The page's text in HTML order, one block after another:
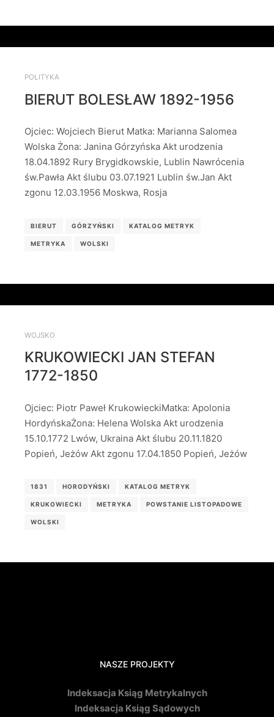
POLITYKA
BIERUT BOLESŁAW 1892-1956
Ojciec: Wojciech Bierut Matka: Marianna Salomea
Wolska Żona: Janina Górzyńska Akt urodzenia
18.04.1892 Rury Brygidkowskie, Lublin Nawrócenia
św.Pawła Akt ślubu 03.07.1921 Lublin św.Jan Akt
zgonu 12.03.1956 Moskwa, Rosja
BIERUT GÓRZYŃSKI KATALOG METRYK
METRYKA WOLSKI
WOJSKO
KRUKOWIECKI JAN STEFAN
1772-1850
Ojciec: Piotr Paweł KrukowieckiMatka: Apolonia
HordyńskaŻona: Helena Wolska Akt urodzenia
15.10.1772 Lwów, Ukraina Akt ślubu 20.11.1820
Popień, Jeżów Akt zgonu 17.04.1850 Popień, Jeżów
1831 HORODYŃSKI KATALOG METRYK
KRUKOWIECKI METRYKA POWSTANIE LISTOPADOWE
WOLSKI
NASZE PROJEKTY
Indeksacja Ksiąg Metrykalnych
Indeksacja Ksiąg Sądowych